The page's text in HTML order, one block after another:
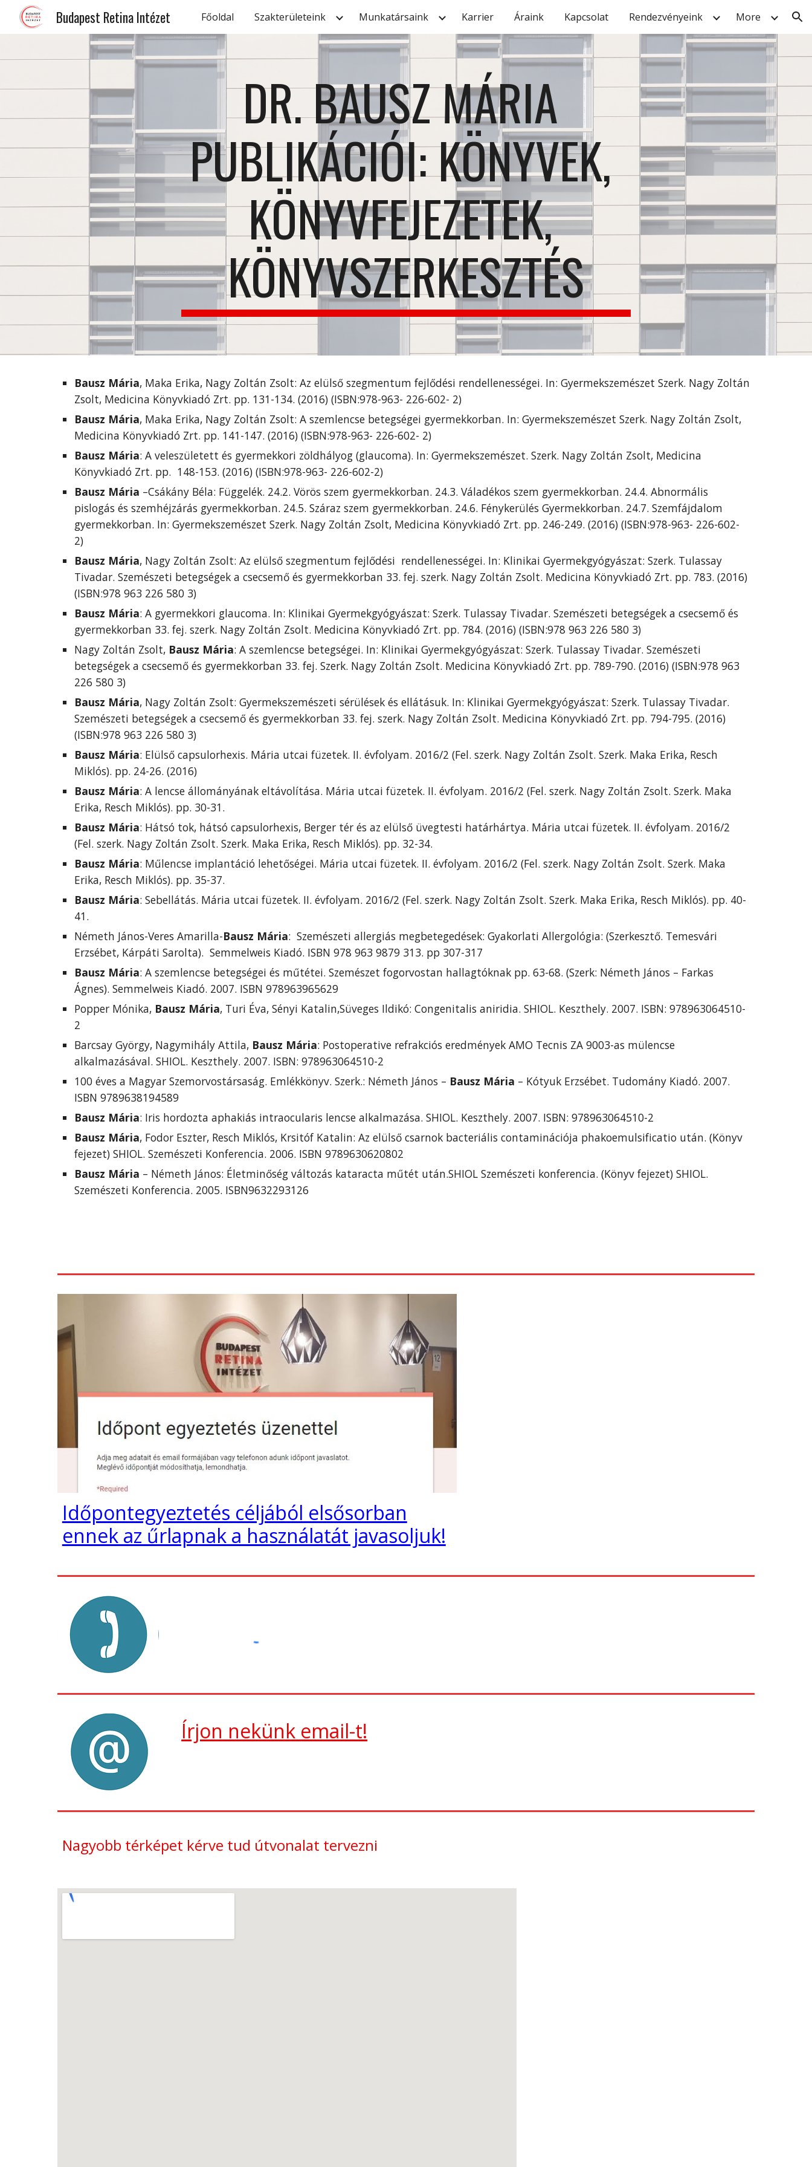
Skip to main content Skip to navigation
Budapest Retina Intézet Főoldal Szakterületeink Munkatársaink Karrier Áraink Kapcsolat Rendezvényeink More
DR. BAUSZ MÁRIA
PUBLIKÁCIÓI: KÖNYVEK,
KÖNYVFEJEZETEK,
KÖNYVSZERKESZTÉS
Bausz Mária, Maka Erika, Nagy Zoltán Zsolt: Az elülső szegmentum fejlődési rendellenességei. In: Gyermekszemészet Szerk. Nagy Zoltán
Zsolt, Medicina Könyvkiadó Zrt. pp. 131-134. (2016) (ISBN:978-963- 226-602- 2)
Bausz Mária, Maka Erika, Nagy Zoltán Zsolt: A szemlencse betegségei gyermekkorban. In: Gyermekszemészet Szerk. Nagy Zoltán Zsolt,
Medicina Könyvkiadó Zrt. pp. 141-147. (2016) (ISBN:978-963- 226-602- 2)
Bausz Mária: A veleszületett és gyermekkori zöldhályog (glaucoma). In: Gyermekszemészet. Szerk. Nagy Zoltán Zsolt, Medicina
Könyvkiadó Zrt. pp.  148-153. (2016) (ISBN:978-963- 226-602-2)
Bausz Mária –Csákány Béla: Függelék. 24.2. Vörös szem gyermekkorban. 24.3. Váladékos szem gyermekkorban. 24.4. Abnormális
pislogás és szemhéjzárás gyermekkorban. 24.5. Száraz szem gyermekkorban. 24.6. Fénykerülés Gyermekkorban. 24.7. Szemfájdalom
gyermekkorban. In: Gyermekszemészet Szerk. Nagy Zoltán Zsolt, Medicina Könyvkiadó Zrt. pp. 246-249. (2016) (ISBN:978-963- 226-602-
2)
Bausz Mária, Nagy Zoltán Zsolt: Az elülső szegmentum fejlődési  rendellenességei. In: Klinikai Gyermekgyógyászat: Szerk. Tulassay
Tivadar. Szemészeti betegségek a csecsemő és gyermekkorban 33. fej. szerk. Nagy Zoltán Zsolt. Medicina Könyvkiadó Zrt. pp. 783. (2016)
(ISBN:978 963 226 580 3)
Bausz Mária: A gyermekkori glaucoma. In: Klinikai Gyermekgyógyászat: Szerk. Tulassay Tivadar. Szemészeti betegségek a csecsemő és
gyermekkorban 33. fej. szerk. Nagy Zoltán Zsolt. Medicina Könyvkiadó Zrt. pp. 784. (2016) (ISBN:978 963 226 580 3)
Nagy Zoltán Zsolt, Bausz Mária: A szemlencse betegségei. In: Klinikai Gyermekgyógyászat: Szerk. Tulassay Tivadar. Szemészeti
betegségek a csecsemő és gyermekkorban 33. fej. Szerk. Nagy Zoltán Zsolt. Medicina Könyvkiadó Zrt. pp. 789-790. (2016) (ISBN:978 963
226 580 3)
Bausz Mária, Nagy Zoltán Zsolt: Gyermekszemészeti sérülések és ellátásuk. In: Klinikai Gyermekgyógyászat: Szerk. Tulassay Tivadar.
Szemészeti betegségek a csecsemő és gyermekkorban 33. fej. szerk. Nagy Zoltán Zsolt. Medicina Könyvkiadó Zrt. pp. 794-795. (2016)
(ISBN:978 963 226 580 3)
Bausz Mária: Elülső capsulorhexis. Mária utcai füzetek. II. évfolyam. 2016/2 (Fel. szerk. Nagy Zoltán Zsolt. Szerk. Maka Erika, Resch
Miklós). pp. 24-26. (2016)
Bausz Mária: A lencse állományának eltávolítása. Mária utcai füzetek. II. évfolyam. 2016/2 (Fel. szerk. Nagy Zoltán Zsolt. Szerk. Maka
Erika, Resch Miklós). pp. 30-31.
Bausz Mária: Hátsó tok, hátsó capsulorhexis, Berger tér és az elülső üvegtesti határhártya. Mária utcai füzetek. II. évfolyam. 2016/2
(Fel. szerk. Nagy Zoltán Zsolt. Szerk. Maka Erika, Resch Miklós). pp. 32-34.
Bausz Mária: Műlencse implantáció lehetőségei. Mária utcai füzetek. II. évfolyam. 2016/2 (Fel. szerk. Nagy Zoltán Zsolt. Szerk. Maka
Erika, Resch Miklós). pp. 35-37.
Bausz Mária: Sebellátás. Mária utcai füzetek. II. évfolyam. 2016/2 (Fel. szerk. Nagy Zoltán Zsolt. Szerk. Maka Erika, Resch Miklós). pp. 40-
41.
Németh János-Veres Amarilla-Bausz Mária:  Szemészeti allergiás megbetegedések: Gyakorlati Allergológia: (Szerkesztő. Temesvári
Erzsébet, Kárpáti Sarolta).  Semmelweis Kiadó. ISBN 978 963 9879 313. pp 307-317
Bausz Mária: A szemlencse betegségei és műtétei. Szemészet fogorvostan hallagtóknak pp. 63-68. (Szerk: Németh János – Farkas
Ágnes). Semmelweis Kiadó. 2007. ISBN 978963965629
Popper Mónika, Bausz Mária, Turi Éva, Sényi Katalin,Süveges Ildikó: Congenitalis aniridia. SHIOL. Keszthely. 2007. ISBN: 978963064510-
2
Barcsay György, Nagymihály Attila, Bausz Mária: Postoperative refrakciós eredmények AMO Tecnis ZA 9003-as mülencse
alkalmazásával. SHIOL. Keszthely. 2007. ISBN: 978963064510-2
100 éves a Magyar Szemorvostársaság. Emlékkönyv. Szerk.: Németh János – Bausz Mária – Kótyuk Erzsébet. Tudomány Kiadó. 2007.
ISBN 9789638194589
Bausz Mária: Iris hordozta aphakiás intraocularis lencse alkalmazása. SHIOL. Keszthely. 2007. ISBN: 978963064510-2
Bausz Mária, Fodor Eszter, Resch Miklós, Krsitóf Katalin: Az elülső csarnok bacteriális contaminációja phakoemulsificatio után. (Könyv
fejezet) SHIOL. Szemészeti Konferencia. 2006. ISBN 9789630620802
Bausz Mária – Németh János: Életminőség változás kataracta műtét után.SHIOL Szemészeti konferencia. (Könyv fejezet) SHIOL.
Szemészeti Konferencia. 2005. ISBN9632293126
Időpontegyeztetés céljából elsősorban
ennek az űrlapnak a használatát javasoljuk!
Írjon nekünk email-t!
Nagyobb térképet kérve tud útvonalat tervezni